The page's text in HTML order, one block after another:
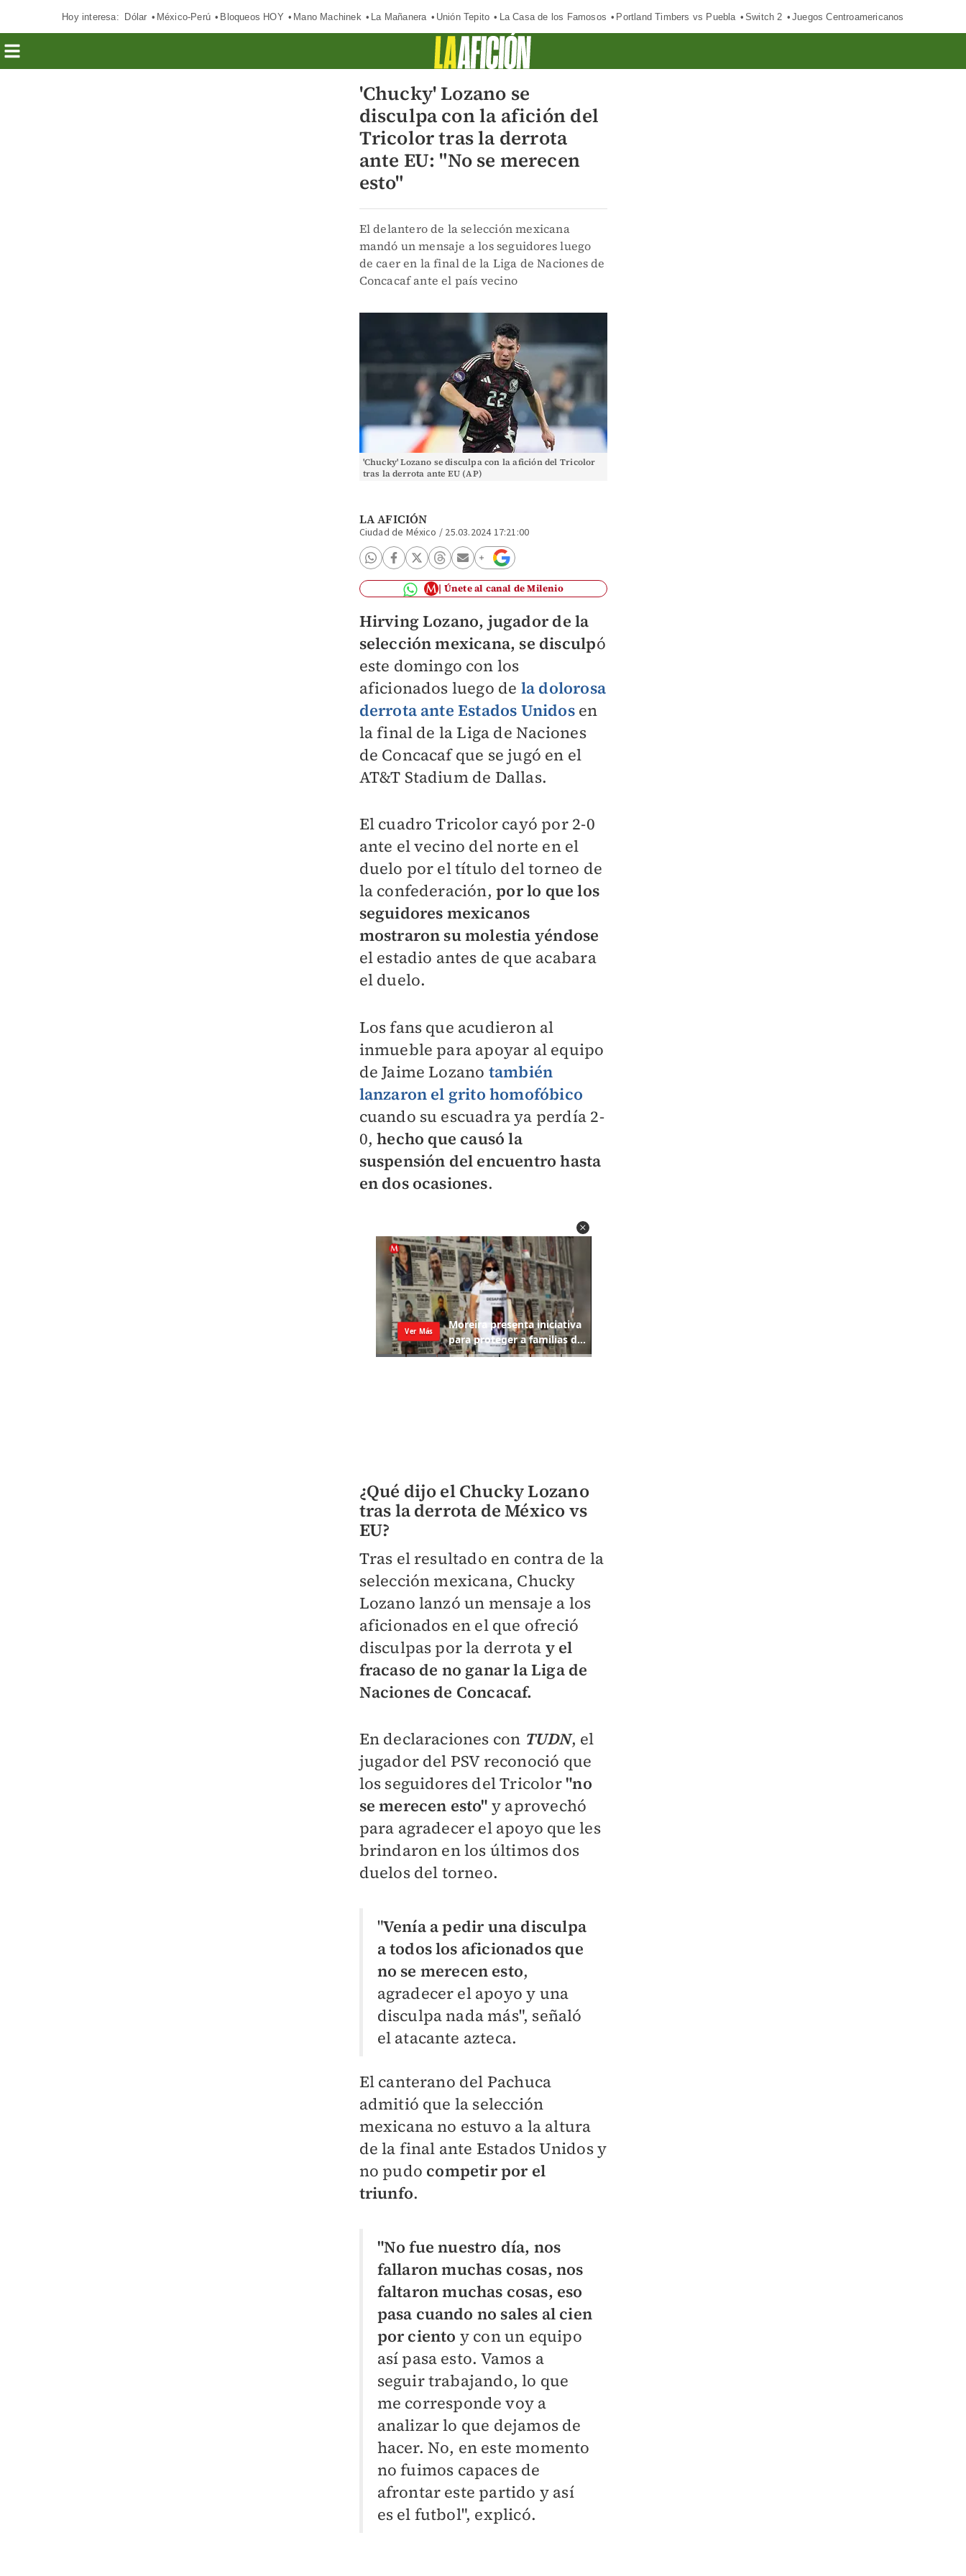
Hoy interesa: Dólar México-Perú Bloqueos HOY Mano Machinek La Mañanera Unión Tepito La Casa de los Famosos Portland Timbers vs Puebla Switch 2 Juegos Centroamericanos
'Chucky' Lozano se
disculpa con la afición del
Tricolor tras la derrota
ante EU: "No se merecen
esto"
El delantero de la selección mexicana
mandó un mensaje a los seguidores luego
de caer en la final de la Liga de Naciones de
Concacaf ante el país vecino
'Chucky' Lozano se disculpa con la afición del Tricolor
tras la derrota ante EU (AP)
LA AFICIÓN
Ciudad de México / 25.03.2024 17:21:00
Únete al canal de Milenio
Hirving Lozano, jugador de la
selección mexicana, se disculpó
este domingo con los
aficionados luego de la dolorosa
derrota ante Estados Unidosen
la final de la Liga de Naciones
de Concacaf que se jugó en el
AT&T Stadium de Dallas.
El cuadro Tricolor cayó por 2-0
ante el vecino del norte en el
duelo por el título del torneo de
la confederación,por lo que los
seguidores mexicanos
mostraron su molestia yéndose
el estadio antes de que acabara
el duelo.
Los fans que acudieron al
inmueble para apoyar al equipo
de Jaime Lozano también
lanzaron el grito homofóbico
cuando su escuadra ya perdía 2-
0,hecho que causó la
suspensión del encuentro hasta
en dos ocasiones.
¿Qué dijo el Chucky Lozano
tras la derrota de México vs
EU?
Tras el resultado en contra de la
selección mexicana, Chucky
Lozano lanzó un mensaje a los
aficionados en el que ofreció
disculpas por la derrota y el
fracaso de no ganar la Liga de
Naciones de Concacaf.
En declaraciones con TUDN, el
jugador del PSV reconoció que
los seguidores del Tricolor"no
se merecen esto" y aprovechó
para agradecer el apoyo que les
brindaron en los últimos dos
duelos del torneo.
"Venía a pedir una disculpa
a todos los aficionados que
no se merecen esto,
agradecer el apoyo y una
disculpa nada más", señaló
el atacante azteca.
El canterano del Pachuca
admitió que la selección
mexicana no estuvo a la altura
de la final ante Estados Unidos y
no pudo competir por el
triunfo.
"No fue nuestro día, nos
fallaron muchas cosas, nos
faltaron muchas cosas, eso
pasa cuando no sales al cien
por ciento y con un equipo
así pasa esto. Vamos a
seguir trabajando, lo que
me corresponde voy a
analizar lo que dejamos de
hacer. No, en este momento
no fuimos capaces de
afrontar este partido y así
es el futbol", explicó.